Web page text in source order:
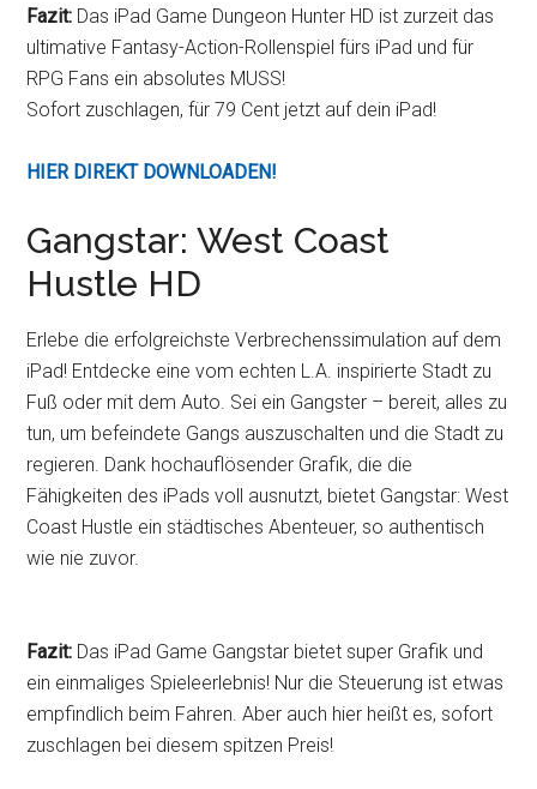
Fazit: Das iPad Game Dungeon Hunter HD ist zurzeit das
ultimative Fantasy-Action-Rollenspiel fürs iPad und für
RPG Fans ein absolutes MUSS!
Sofort zuschlagen, für 79 Cent jetzt auf dein iPad!
HIER DIREKT DOWNLOADEN!
Gangstar: West Coast
Hustle HD
Erlebe die erfolgreichste Verbrechenssimulation auf dem
iPad! Entdecke eine vom echten L.A. inspirierte Stadt zu
Fuß oder mit dem Auto. Sei ein Gangster – bereit, alles zu
tun, um befeindete Gangs auszuschalten und die Stadt zu
regieren. Dank hochauflösender Grafik, die die
Fähigkeiten des iPads voll ausnutzt, bietet Gangstar: West
Coast Hustle ein städtisches Abenteuer, so authentisch
wie nie zuvor.
Fazit: Das iPad Game Gangstar bietet super Grafik und
ein einmaliges Spieleerlebnis! Nur die Steuerung ist etwas
empfindlich beim Fahren. Aber auch hier heißt es, sofort
zuschlagen bei diesem spitzen Preis!